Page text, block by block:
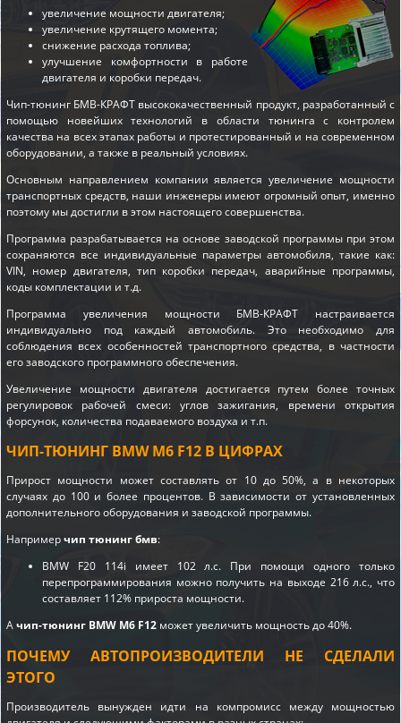
увеличение мощности двигателя;
увеличение крутящего момента;
снижение расхода топлива;
улучшение комфортности в работе
двигателя и коробки передач.
Чип-тюнинг БМВ-КРАФТ высококачественный продукт, разработанный с
помощью новейших технологий в области тюнинга с контролем
качества на всех этапах работы и протестированный и на современном
оборудовании, а также в реальный условиях.
Основным направлением компании является увеличение мощности
транспортных средств, наши инженеры имеют огромный опыт, именно
поэтому мы достигли в этом настоящего совершенства.
Программа разрабатывается на основе заводской программы при этом
сохраняются все индивидуальные параметры автомобиля, такие как:
VIN, номер двигателя, тип коробки передач, аварийные программы,
коды комплектации и т.д.
Программа увеличения мощности БМВ-КРАФТ настраивается
индивидуально под каждый автомобиль. Это необходимо для
соблюдения всех особенностей транспортного средства, в частности
его заводского программного обеспечения.
Увеличение мощности двигателя достигается путем более точных
регулировок рабочей смеси: углов зажигания, времени открытия
форсунок, количества подаваемого воздуха и т.п.
ЧИП-ТЮНИНГ BMW M6 F12 В ЦИФРАХ
Прирост мощности может составлять от 10 до 50%, а в некоторых
случаях до 100 и более процентов. В зависимости от установленных
дополнительного оборудования и заводской программы.
Напримерчип тюнинг бмв:
BMW F20 114i имеет 102 л.с. При помощи одного только
перепрограммирования можно получить на выходе 216 л.с., что
составляет 112% прироста мощности.
Ачип-тюнинг BMW M6 F12 может увеличить мощность до 40%.
ПОЧЕМУ АВТОПРОИЗВОДИТЕЛИ НЕ СДЕЛАЛИ
ЭТОГО
Производитель вынужден идти на компромисс между мощностью